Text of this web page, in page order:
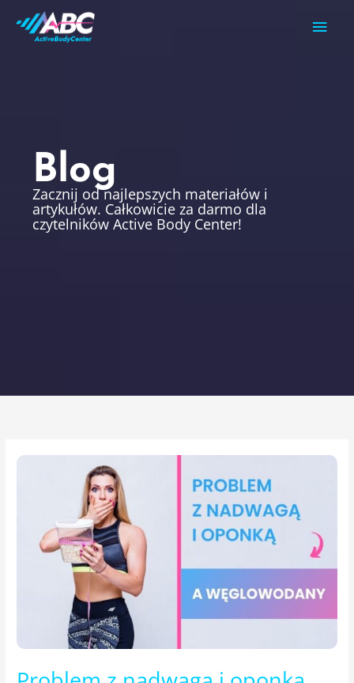
Blog
Zacznij od najlepszych materiałów i
artykułów. Całkowicie za darmo dla
czytelników Active Body Center!
Problem
a węglowodany